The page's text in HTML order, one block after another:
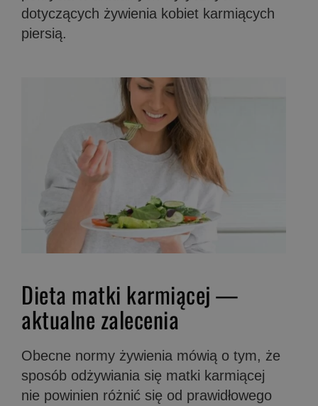
dotyczących żywienia kobiet karmiących
piersią.
Dieta matki karmiącej —
aktualne zalecenia
Obecne normy żywienia mówią o tym, że
sposób odżywiania się matki karmiącej
nie powinien różnić się od prawidłowego